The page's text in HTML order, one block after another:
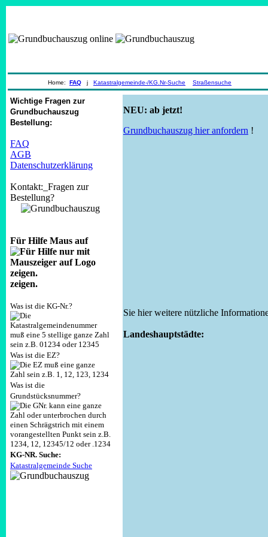
Home: FAQ j Katastralgemeinde-/KG.Nr-Suche Straßensuche
Wichtige Fragen zur
Grundbuchauszug
Bestellung:
FAQ
AGB
Datenschutzerklärung
Kontakt:_Fragen zur
Bestellung?
Für Hilfe Maus auf
zeigen.
Was ist die KG-Nr.?
Was ist die EZ?
Was ist die
Grundstücksnummer?
KG-NR. Suche:
Katastralgemeinde Suche
NEU: ab jetzt!
Grundbuchauszug hier anfordern !
Sie hier weitere nützliche
Landeshauptstädte: